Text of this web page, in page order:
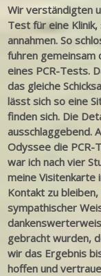
Wir verständigten
Test für eine
annahmen. So
fuhren gemeinsam
eines PCR-Tests.
das gleiche
lässt sich so eine
finden sich. Die
ausschlaggebend.
Odyssee die
war ich nach vier
meine Visitenkarte
Kontakt zu
sympathischer
gebracht wurden,
wir das Ergebnis
hoffen und